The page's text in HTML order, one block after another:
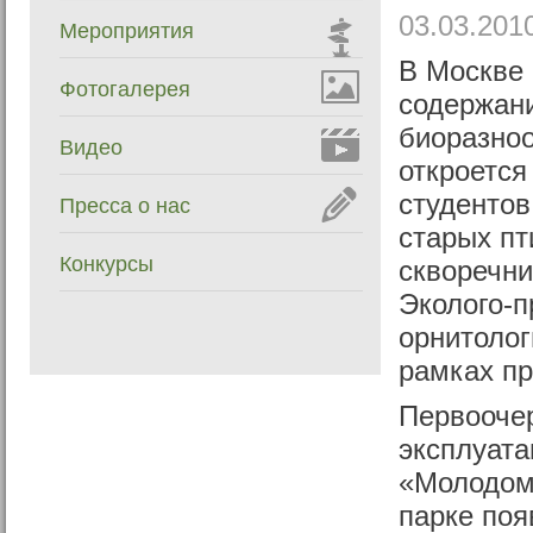
Мероприятия
Фотогалерея
Видео
Пресса о нас
Конкурсы
В Москве
старых
Эколого-
рамках
парке